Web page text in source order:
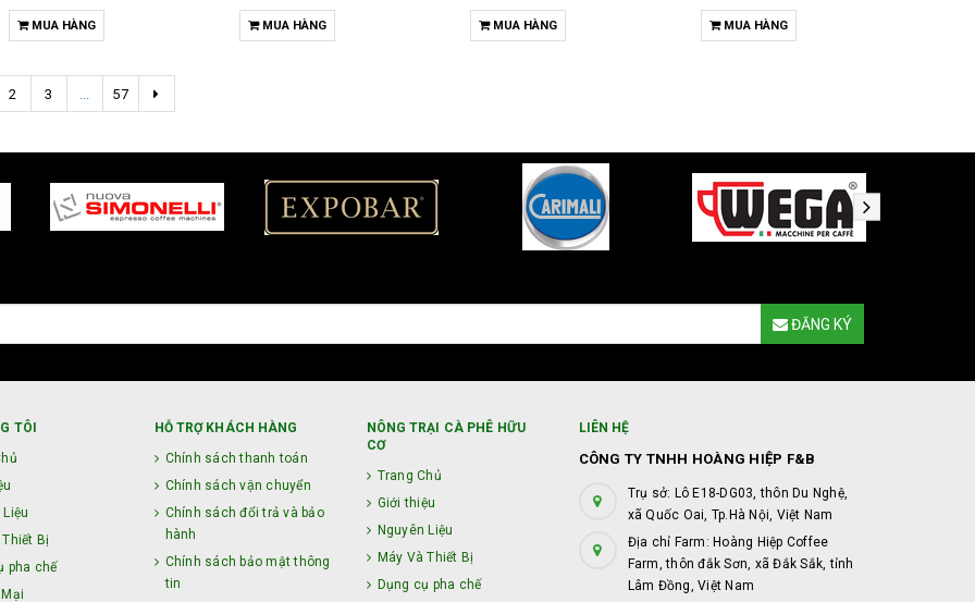
MUA HÀNG MUA HÀNG MUA HÀNG MUA HÀNG
2 3 ... 57
ĐĂNG KÝ
TÔI
Bị
pha chế
HỖ TRỢ KHÁCH HÀNG
Chính sách thanh toán
Chính sách vận chuyển
Chính sách đổi trả và bảo
hành
Chính sách bảo mật thông
tin
NÔNG TRẠI CÀ PHÊ HỮU
CƠ
Trang Chủ
Giới thiệu
Nguyên Liệu
Máy Và Thiết Bị
Dụng cụ pha chế
LIÊN HỆ
CÔNG TY TNHH HOÀNG HIỆP F&B
Trụ sở: Lô E18-DG03, thôn Du Nghệ,
xã Quốc Oai, Tp.Hà Nội, Việt Nam
Địa chỉ Farm: Hoàng Hiệp Coffee
Farm, thôn đắk Sơn, xã Đắk Sắk, tỉnh
Lâm Đồng, Việt Nam